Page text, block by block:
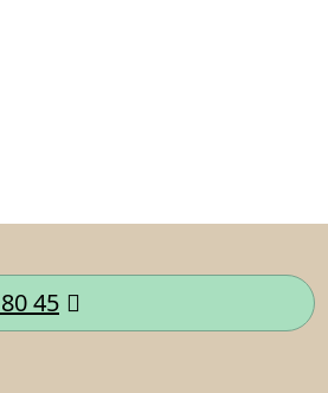
45